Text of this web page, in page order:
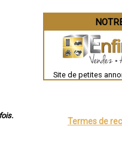
Site de petites
Termes de